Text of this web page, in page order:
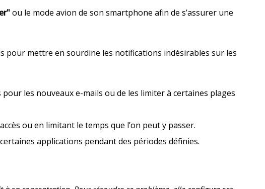
ou le mode avion de son smartphone afin de s’assurer une
pour mettre en sourdine les notifications indésirables sur les
les nouveaux e-mails ou de les limiter à certaines plages
ou en limitant le temps que l’on peut y passer.
applications pendant des périodes définies.